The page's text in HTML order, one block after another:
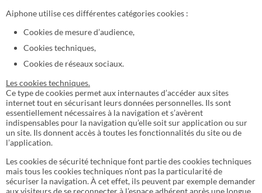
Aiphone utilise ces différentes catégories cookies :
Cookies de mesure d’audience,
Cookies techniques,
Cookies de réseaux sociaux.
Les cookies techniques.
Ce type de cookies permet aux internautes d’accéder aux sites
internet tout en sécurisant leurs données personnelles. Ils sont
essentiellement nécessaires à la navigation et s’avèrent
indispensables pour la navigation qu’elle soit sur application ou sur
un site. Ils donnent accès à toutes les fonctionnalités du site ou de
l’application.
Les cookies de sécurité technique font partie des cookies techniques
mais tous les cookies techniques n’ont pas la particularité de
sécuriser la navigation. À cet effet, ils peuvent par exemple demander
aux visiteurs de se reconnecter à l’espace adhérent après une longue